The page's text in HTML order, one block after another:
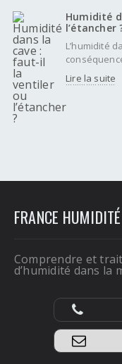
Humidité
l’étancher
L’humidité
Lire la suite
FRANCE HUMIDITÉ
Comprendre et
d’humidité dans la